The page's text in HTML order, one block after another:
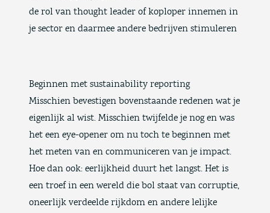
de rol van thought leader of koploper innemen in
je sector en daarmee andere bedrijven stimuleren
Beginnen met sustainability reporting
Misschien bevestigen bovenstaande redenen wat je
eigenlijk al wist. Misschien twijfelde je nog en was
het een eye-opener om nu toch te beginnen met
het meten van en communiceren van je impact.
Hoe dan ook: eerlijkheid duurt het langst. Het is
een troef in een wereld die bol staat van corruptie,
oneerlijk verdeelde rijkdom en andere lelijke